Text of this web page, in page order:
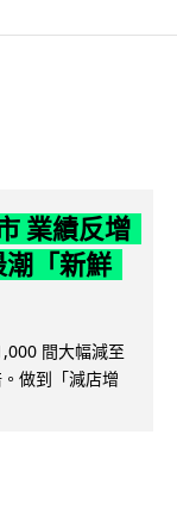
業績反增
潮「新鮮
間大幅減至
做到「減店增